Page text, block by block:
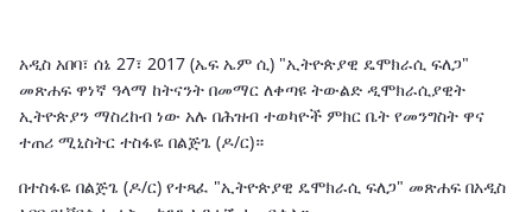
አዲስ አበባ፣ ሰኔ 27፣ 2017 (ኤፍ ኤም ሲ) "ኢትዮጵያዊ ዴሞክራሲ ፍለጋ"
መጽሐፍ ዋነኛ ዓላማ ከትናንት በመማር ለቀጣዩ ትውልድ ዲሞክራሲያዊት
ኢትዮጵያን ማስረከብ ነው አሉ በሕዝብ ተወካዮች ምክር ቤት የመንግስት ዋና
ተጠሪ ሚኒስትር ተስፋዬ በልጅጌ (ዶ/ር)።
በተስፋዬ በልጅጌ (ዶ/ር) የተጻፈ "ኢትዮጵያዊ ዴሞክራሲ ፍለጋ" መጽሐፍ በአዲስ